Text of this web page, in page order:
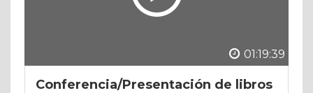
01:19:39
Conferencia/Presentación de libros